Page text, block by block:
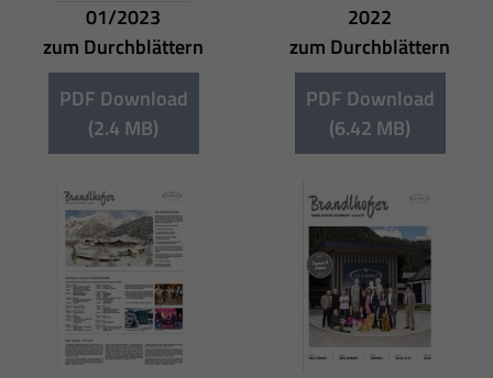
01/2023
zum Durchblättern
PDF Download
(2.4 MB)
2022
zum Durchblättern
PDF Download
(6.42 MB)